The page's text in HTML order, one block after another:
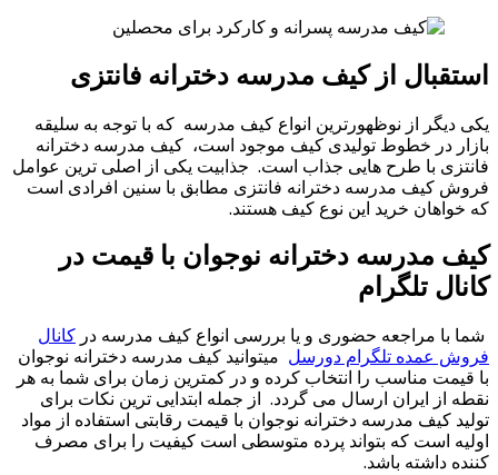
استقبال از کیف مدرسه دخترانه فانتزی
یکی دیگر از نوظهورترین انواع کیف مدرسه که با توجه به سلیقه
بازار در خطوط تولیدی کیف موجود است، کیف مدرسه دخترانه
فانتزی با طرح هایی جذاب است. جذابیت یکی از اصلی ترین عوامل
فروش کیف مدرسه دخترانه فانتزی مطابق با سنین افرادی است
که خواهان خرید این نوع کیف هستند.
کیف مدرسه دخترانه نوجوان با قیمت در
کانال تلگرام
شما با مراجعه حضوری و یا بررسی انواع کیف مدرسه در کانال
فروش عمده تلگرام دورسل میتوانید کیف مدرسه دخترانه نوجوان
با قیمت مناسب را انتخاب کرده و در کمترین زمان برای شما به هر
نقطه از ایران ارسال می گردد. از جمله ابتدایی ترین نکات برای
تولید کیف مدرسه دخترانه نوجوان با قیمت رقابتی استفاده از مواد
اولیه است که بتواند پرده متوسطی است کیفیت را برای مصرف
کننده داشته باشد.